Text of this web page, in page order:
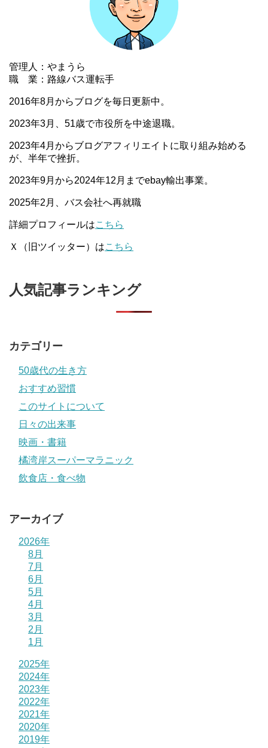
管理人：やまうら
職 業：路線バス運転手
2016年8月からブログを毎日更新中。
2023年3月、51歳で市役所を中途退職。
2023年4月からブログアフィリエイトに取り組み始める
が、半年で挫折。
2023年9月から2024年12月までebay輸出事業。
2025年2月、バス会社へ再就職
詳細プロフィールはこちら
Ｘ（旧ツイッター）はこちら
人気記事ランキング
カテゴリー
50歳代の生き方
おすすめ習慣
このサイトについて
日々の出来事
映画・書籍
橘湾岸スーパーマラニック
飲食店・食べ物
アーカイブ
2026年
8月
7月
6月
5月
4月
3月
2月
1月
2025年
2024年
2023年
2022年
2021年
2020年
2019年